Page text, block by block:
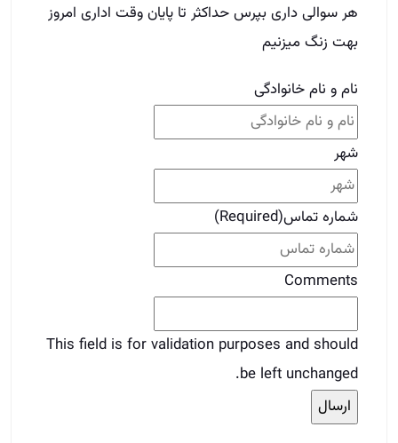
هر سوالی داری بپرس حداکثر تا پایان وقت اداری امروز
بهت زنگ میزنیم
نام و نام خانوادگی
شهر
شماره تماس(Required)
Comments
This field is for validation purposes and should
be left unchanged.